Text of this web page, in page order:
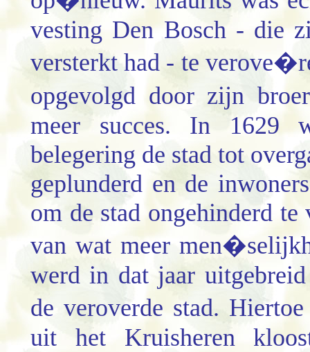
vesting Den Bosch - die
versterkt had - te
opgevolgd door zijn
meer succes. In 1629
belegering de stad tot
geplunderd en de
om de stad ongehinderd
van wat meer
werd in dat jaar
de veroverde stad.
uit het Kruisheren